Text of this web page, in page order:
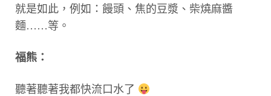
就是如此，例如：饅頭、焦的豆漿、柴燒麻醬
麵……等。
福熊：
聽著聽著我都快流口水了